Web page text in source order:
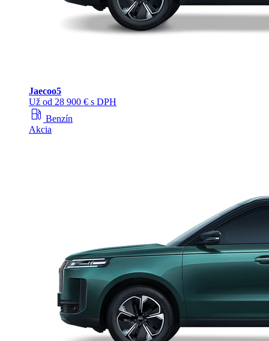
Jaecoo5
Už od 28 900 € s DPH
local_gas_station Benzín
Akcia